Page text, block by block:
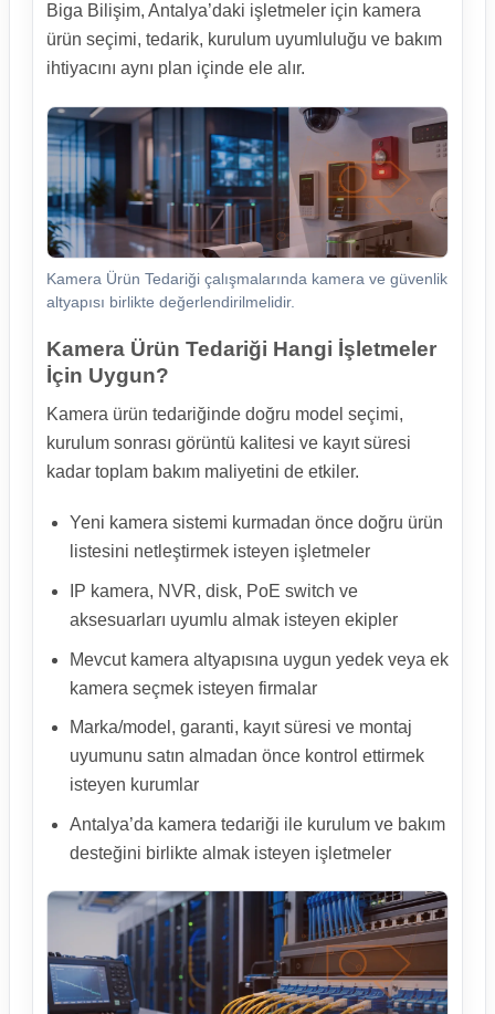
Biga Bilişim, Antalya’daki işletmeler için kamera
ürün seçimi, tedarik, kurulum uyumluluğu ve bakım
ihtiyacını aynı plan içinde ele alır.
Kamera Ürün Tedariği çalışmalarında kamera ve güvenlik
altyapısı birlikte değerlendirilmelidir.
Kamera Ürün Tedariği Hangi İşletmeler
İçin Uygun?
Kamera ürün tedariğinde doğru model seçimi,
kurulum sonrası görüntü kalitesi ve kayıt süresi
kadar toplam bakım maliyetini de etkiler.
Yeni kamera sistemi kurmadan önce doğru ürün
listesini netleştirmek isteyen işletmeler
IP kamera, NVR, disk, PoE switch ve
aksesuarları uyumlu almak isteyen ekipler
Mevcut kamera altyapısına uygun yedek veya ek
kamera seçmek isteyen firmalar
Marka/model, garanti, kayıt süresi ve montaj
uyumunu satın almadan önce kontrol ettirmek
isteyen kurumlar
Antalya’da kamera tedariği ile kurulum ve bakım
desteğini birlikte almak isteyen işletmeler